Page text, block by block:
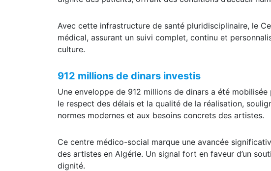
Avec cette infrastructure de santé pluridisciplinaire, le
médical, assurant un suivi complet, continu et
culture.
912 millions de dinars investis
Une enveloppe de 912 millions de dinars a été
le respect des délais et la qualité de la réalisation,
normes modernes et aux besoins concrets des artistes.
Ce centre médico-social marque une avancée
des artistes en Algérie. Un signal fort en faveur d’un
dignité.